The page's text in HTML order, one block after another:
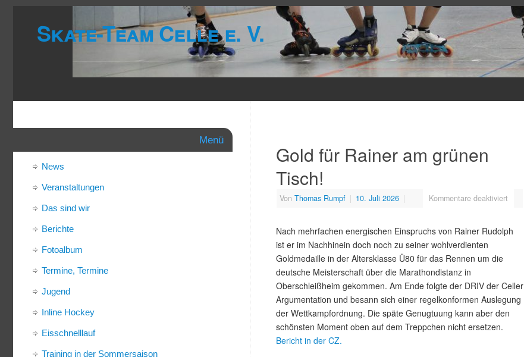
Skate-Team Celle e. V.
Gold für Rainer am grünen
Tisch!
Von Thomas Rumpf | 10. Juli 2026 | Kommentare deaktiviert
Nach mehrfachen energischen Einspruchs von Rainer Rudolph
ist er im Nachhinein doch noch zu seiner wohlverdienten
Goldmedaille in der Altersklasse Ü80 für das Rennen um die
deutsche Meisterschaft über die Marathondistanz in
Oberschleißheim gekommen. Am Ende folgte der DRIV der Celler
Argumentation und besann sich einer regelkonformen Auslegung
der Wettkampfordnung. Die späte Genugtuung kann aber den
schönsten Moment oben auf dem Treppchen nicht ersetzen.
Bericht in der CZ.
Menü
News
Veranstaltungen
Das sind wir
Berichte
Fotoalbum
Termine, Termine
Jugend
Inline Hockey
Eisschnelllauf
Training in der Sommersaison